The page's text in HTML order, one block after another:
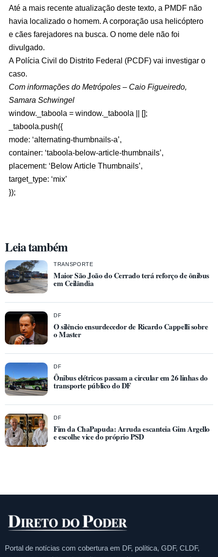
Até a mais recente atualização deste texto, a PMDF não
havia localizado o homem. A corporação usa helicóptero
e cães farejadores na busca. O nome dele não foi
divulgado.
A Polícia Civil do Distrito Federal (PCDF) vai investigar o
caso.
Com informações do Metrópoles – Caio Figueiredo,
Samara Schwingel
window._taboola = window._taboola || [];
_taboola.push({
mode: ‘alternating-thumbnails-a’,
container: ‘taboola-below-article-thumbnails’,
placement: ‘Below Article Thumbnails’,
target_type: ‘mix’
});
Leia também
TRANSPORTE
Maior São João do Cerrado terá reforço de ônibus
em Ceilândia
DF
O silêncio ensurdecedor de Ricardo Cappelli sobre
o Master
DF
Ônibus elétricos passam a circular em 26 linhas do
transporte público do DF
DF
Fim da ChaPapuda: Arruda escanteia Gim Argello
e escolhe vice do próprio PSD
Portal de notícias com cobertura em DF, política, GDF, CLDF,